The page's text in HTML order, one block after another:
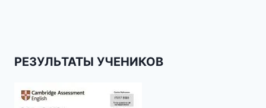
РЕЗУЛЬТАТЫ УЧЕНИКОВ